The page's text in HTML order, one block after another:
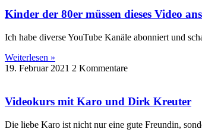
Kinder der 80er müssen dieses Video
Ich habe diverse YouTube Kanäle abonniert und
Weiterlesen »
19. Februar 2021 2 Kommentare
Videokurs mit Karo und Dirk Kreuter
Die liebe Karo ist nicht nur eine gute Freundin,